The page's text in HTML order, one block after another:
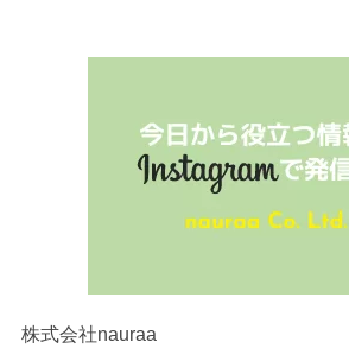
株式会社nauraa